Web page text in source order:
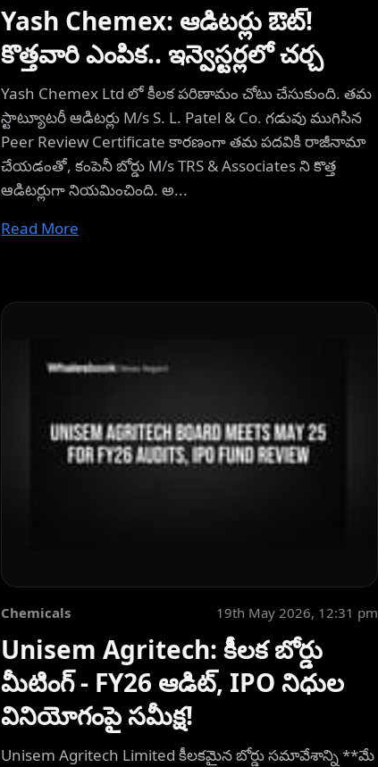
Yash Chemex: ఆడిటర్లు ఔట్!
కొత్తవారి ఎంపిక.. ఇన్వెస్టర్లలో చర్చ
Yash Chemex Ltd లో కీలక పరిణామం చోటు చేసుకుంది. తమ
స్టాట్యూటరీ ఆడిటర్లు M/s S. L. Patel & Co. గడువు ముగిసిన
Peer Review Certificate కారణంగా తమ పదవికి రాజీనామా
చేయడంతో, కంపెనీ బోర్డు M/s TRS & Associates ని కొత్త
ఆడిటర్లుగా నియమించింది. అ...
Read More
Chemicals 19th May 2026, 12:31 pm
Unisem Agritech: కీలక బోర్డు
మీటింగ్ - FY26 ఆడిట్, IPO నిధుల
వినియోగంపై సమీక్ష!
Unisem Agritech Limited కీలకమైన బోర్డు సమావేశాన్ని **మే